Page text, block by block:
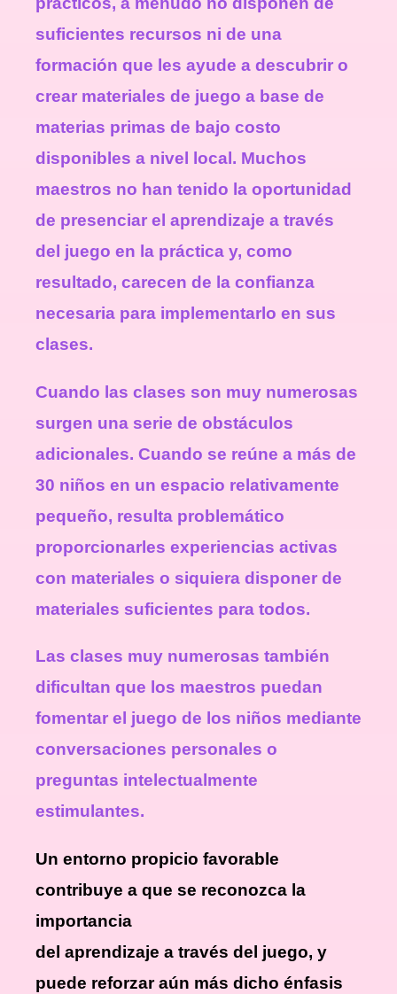
suficientes recursos ni de una
formación que les ayude a descubrir o
crear materiales de juego a base de
materias primas de bajo costo
disponibles a nivel local. Muchos
maestros no han tenido la oportunidad
de presenciar el aprendizaje a través
del juego en la práctica y, como
resultado, carecen de la confianza
necesaria para implementarlo en sus
clases.
Cuando las clases son muy numerosas
surgen una serie de obstáculos
adicionales. Cuando se reúne a más de
30 niños en un espacio relativamente
pequeño, resulta problemático
proporcionarles experiencias activas
con materiales o siquiera disponer de
materiales suficientes para todos.
Las clases muy numerosas también
dificultan que los maestros puedan
fomentar el juego de los niños mediante
conversaciones personales o
preguntas intelectualmente
estimulantes.
Un entorno propicio favorable
contribuye a que se reconozca la
importancia
del aprendizaje a través del juego, y
puede reforzar aún más dicho énfasis